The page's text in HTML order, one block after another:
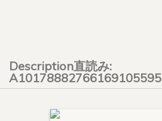
Description直読み:
A10178882766169105595